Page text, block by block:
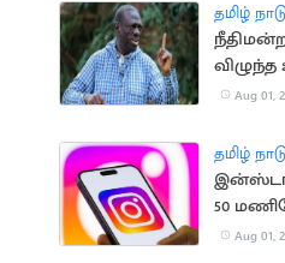
தமிழ்
Aug 01,
தமிழ்
50
தகவல்!
Aug 01,